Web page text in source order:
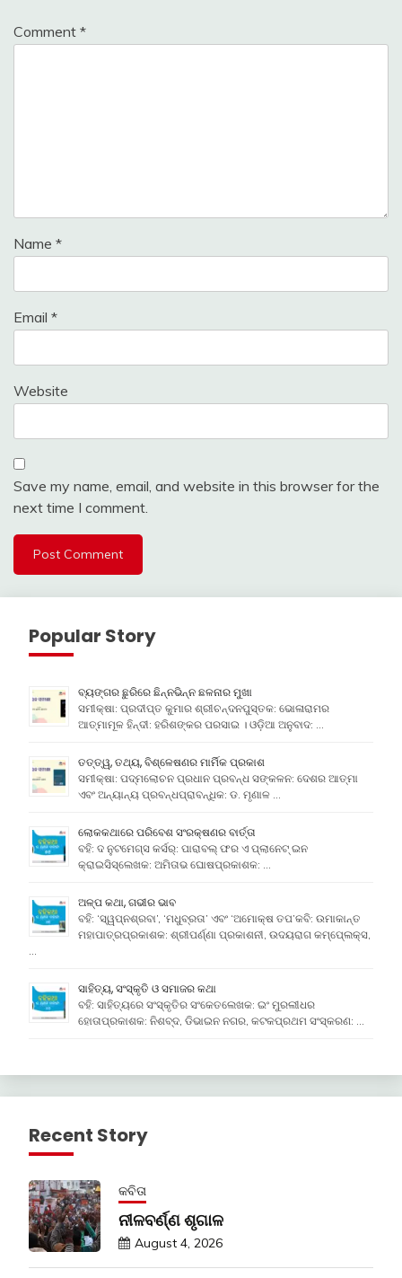
Comment *
Name *
Email *
Website
Save my name, email, and website in this browser for the
next time I comment.
Popular Story
ବ୍ୟଙ୍ଗର ଛୁରିରେ ଛିନ୍ନଭିନ୍ନ ଛଳନାର ମୁଖା
ସମୀକ୍ଷା: ପ୍ରଦୀପ୍ତ କୁମାର ଶ୍ରୀଚନ୍ଦନପୁସ୍ତକ: ଭୋଳାରାମର
ଆତ୍ମାମୂଳ ହିନ୍ଦୀ: ହରିଶଙ୍କର ପରସାଇ । ଓଡ଼ିଆ ଅନୁବାଦ: …
ତତ୍ତ୍ୱ, ତଥ୍ୟ, ବିଶ୍ଳେଷଣର ମାର୍ମିକ ପ୍ରକାଶ
ସମୀକ୍ଷା: ପଦ୍ମଲୋଚନ ପ୍ରଧାନ ପ୍ରବନ୍ଧ ସଙ୍କଳନ: ଦେଶର ଆତ୍ମା
ଏବଂ ଅନ୍ୟାନ୍ୟ ପ୍ରବନ୍ଧପ୍ରାବନ୍ଧିକ: ଡ. ମୃଣାଳ …
ଲୋକକଥାରେ ପରିବେଶ ସଂରକ୍ଷଣର ବାର୍ତ୍ତା
ବହି: ଦ ନୁଟମେଗ୍ସ କର୍ସର୍: ପାରାବଲ୍ ଫର ଏ ପ୍ଲାନେଟ୍ ଇନ
କ୍ରାଇସିସ୍ଲେଖକ: ଅମିତାଭ ଘୋଷପ୍ରକାଶକ: …
ଅଳ୍ପ କଥା, ଗଭୀର ଭାବ
ବହି: ‘ସ୍ୱପ୍ନଶ୍ରବା’, ‘ମଧୁବ୍ରତା’ ଏବଂ ‘ଅମୋକ୍ଷ ତପ’କବି: ଉମାକାନ୍ତ
ମହାପାତ୍ରପ୍ରକାଶକ: ଶ୍ରୀପର୍ଣ୍ଣା ପ୍ରକାଶନୀ, ଉଦୟରାଗ କମ୍ପେ୍ଲକ୍ସ,
ସାହିତ୍ୟ, ସଂସ୍କୃତି ଓ ସମାଜର କଥା
ବହି: ସାହିତ୍ୟରେ ସଂସ୍କୃତିର ସଂକେତଲେଖକ: ଇଂ ମୁରଲୀଧର
ହୋତାପ୍ରକାଶକ: ନିଶବ୍ଦ, ଡିଭାଇନ ନଗର, କଟକପ୍ରଥମ ସଂସ୍କରଣ: …
Recent Story
କବିତା
ନୀଳବର୍ଣ୍ଣ ଶୃଗାଳ
August 4, 2026